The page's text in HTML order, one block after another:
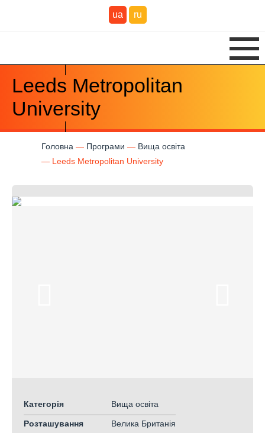
ua ru
Leeds Metropolitan
University
Головна Програми
Вища освіта
Leeds Metropolitan University
Категорія Вища освіта
Розташування Велика Британія